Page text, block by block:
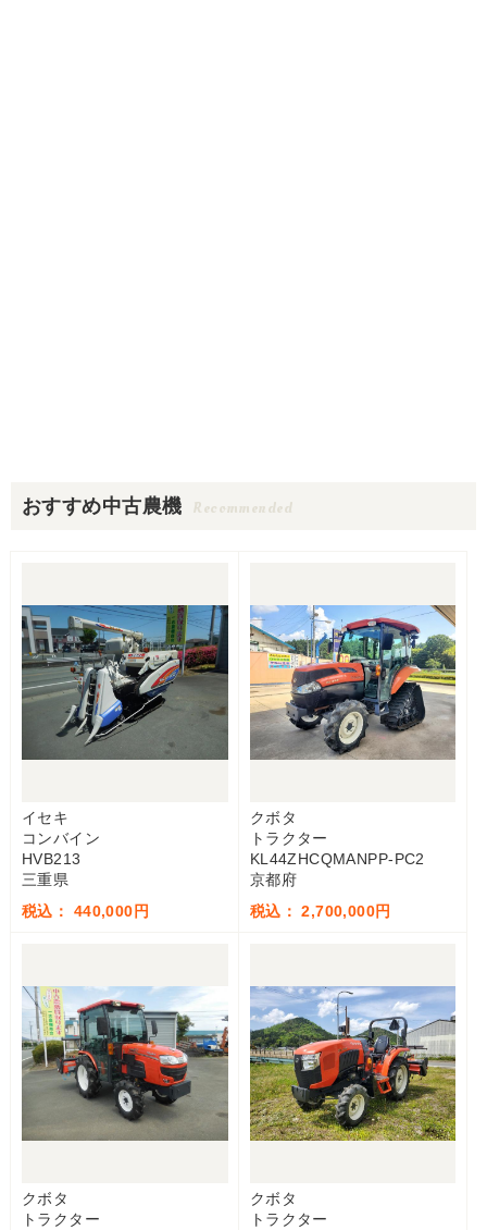
おすすめ中古農機 Recommended
イセキ
コンバイン
HVB213
三重県
税込： 440,000円
クボタ
トラクター
KL44ZHCQMANPP-PC2
京都府
税込： 2,700,000円
クボタ
トラクター
クボタ
トラクター